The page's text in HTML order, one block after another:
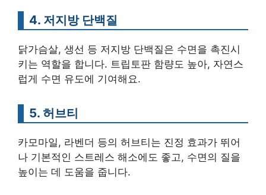
4. 저지방 단백질
닭가슴살, 생선 등 저지방 단백질은 수면을 촉진시
키는 역할을 합니다. 트립토판 함량도 높아, 자연스
럽게 수면 유도에 기여해요.
5. 허브티
카모마일, 라벤더 등의 허브티는 진정 효과가 뛰어
나 기본적인 스트레스 해소에도 좋고, 수면의 질을
높이는 데 도움을 줍니다.